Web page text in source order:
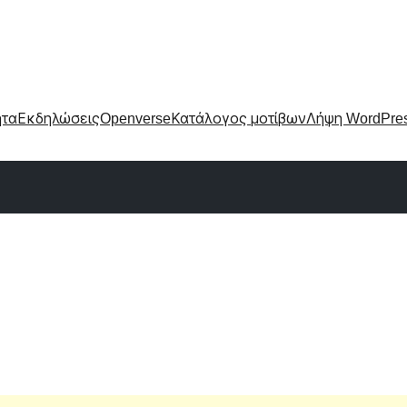
ΕκδηλώσειςOpenverseΚατάλογος μοτίβωνΛήψη